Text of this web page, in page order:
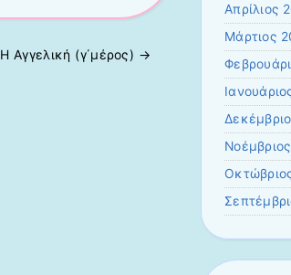
Η Αγγελική (γ΄μέρος) →
Απρίλιος
Μάρτιος